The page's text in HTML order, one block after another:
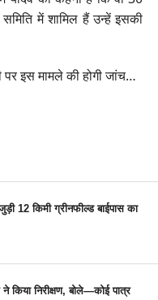
में शामिल हैं उन्हें इसकी
12 किमी ग्रीनफील्ड बाईपास का
किया निरीक्षण, बोले—कोई पात्र